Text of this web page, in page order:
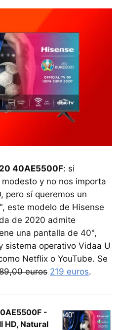
40AE5500F: si
y no nos importa
pero sí queremos un
este modelo de Hisense
de 2020 admite
una pantalla de 40",
sistema operativo Vidaa U
Netflix o YouTube. Se
euros 219 euros.
-
HD, Natural